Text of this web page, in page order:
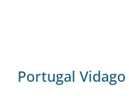
Portugal